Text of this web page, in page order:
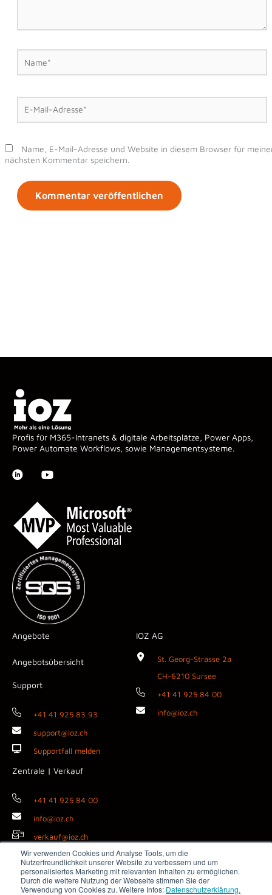
Wir verwenden Cookies und Analyse Tools, um die
Nutzerfreundlichkeit unserer Website zu verbessern und um
personalisiertes Marketing mit relevanten Inhalten zu ermöglichen.
Durch die weitere Nutzung der Webseite stimmen Sie der
Verwendung von Cookies zu. Weitere Infos: Datenschutzerklärung.
Name*
E-
Mail-
Adresse*
Name, E-Mail-Adresse und Website in diesem Browser für
nächsten Kommentar speichern.
Profis für M365-Intranets & digitale Arbeitsplätze, Power Apps,
Power Automate Workflows, sowie Managementsysteme.
Angebote
Angebotsübersicht
Support
+41 41 925 83 93
support@ioz.ch
Supportfall melden
Zentrale | Verkauf
+41 41 925 84 00
info@ioz.ch
verkauf@ioz.ch
IOZ AG
St. Georg-Strasse 2a
CH-6210 Sursee
+41 41 925 84 00
info@ioz.ch
Copyright © 2026 IOZ AG ·Impressum·Datenschutz · AGB